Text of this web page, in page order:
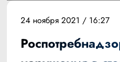
24 ноября 2021 / 16:27